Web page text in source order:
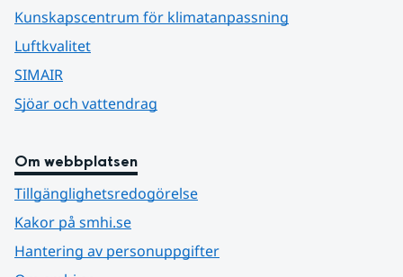
Kunskapscentrum för klimatanpassning
Luftkvalitet
SIMAIR
Sjöar och vattendrag
Om webbplatsen
Tillgänglighetsredogörelse
Kakor på smhi.se
Hantering av personuppgifter